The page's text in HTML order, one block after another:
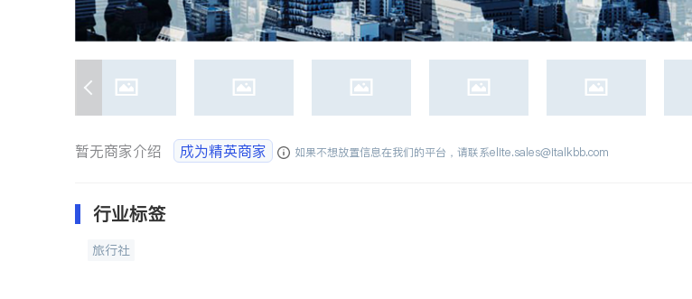
暂无商家介绍 成为精英商家 如果不想放置信息在我们的平台，请联系elite.sales@italkbb.com
行业标签
旅行社